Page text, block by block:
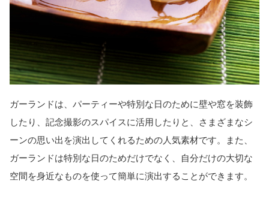
ガーランドは、パーティーや特別な日のために壁や窓を装飾
したり、記念撮影のスパイスに活用したりと、さまざまなシ
ーンの思い出を演出してくれるための人気素材です。また、
ガーランドは特別な日のためだけでなく、自分だけの大切な
空間を身近なものを使って簡単に演出することができます。